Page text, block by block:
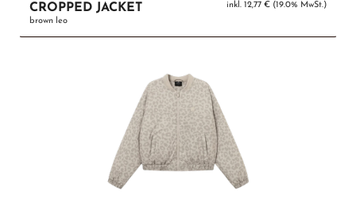
CROPPED JACKET
brown leo
inkl. 12,77 € (19.0% MwSt.)